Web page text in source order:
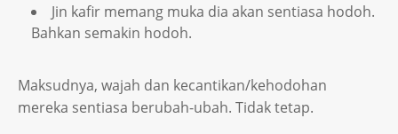
Jin kafir memang muka dia akan sentiasa hodoh.
Bahkan semakin hodoh.
Maksudnya, wajah dan kecantikan/kehodohan
mereka sentiasa berubah-ubah. Tidak tetap.